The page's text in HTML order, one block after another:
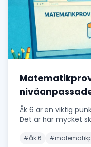
Åk 6 är en viktig
Det är här mycket
#åk 6 #